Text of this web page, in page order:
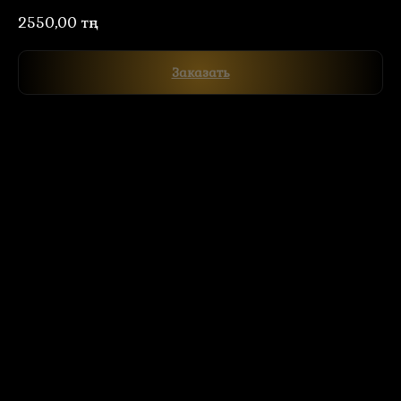
2550,00 тңг.
Заказать